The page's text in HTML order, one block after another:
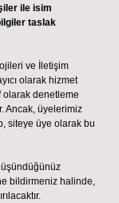
ile isim
taslak
ve İletişim
olarak hizmet
olarak denetleme
Ancak, üyelerimiz
siteye üye olarak bu
bildirmeniz halinde,